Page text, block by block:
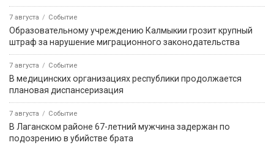
7 августа Событие
Образовательному учреждению Калмыкии грозит крупный
штраф за нарушение миграционного законодательства
7 августа Событие
В медицинских организациях республики продолжается
плановая диспансеризация
7 августа Событие
В Лаганском районе 67-летний мужчина задержан по
подозрению в убийстве брата